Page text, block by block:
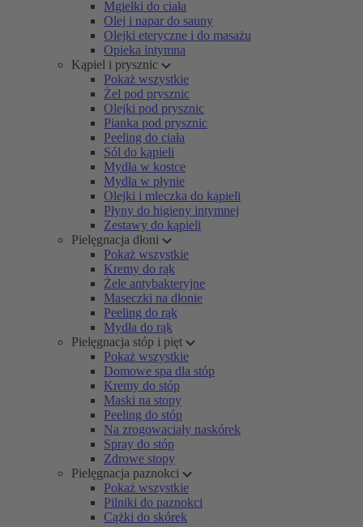
Mgiełki do ciała
Olej i napar do sauny
Olejki eteryczne i do masażu
Opieka intymna
Kąpiel i prysznic
Pokaż wszystkie
Żel pod prysznic
Olejki pod prysznic
Pianka pod prysznic
Peeling do ciała
Sól do kąpieli
Mydła w kostce
Mydła w płynie
Olejki i mleczka do kąpieli
Płyny do higieny intymnej
Zestawy do kąpieli
Pielęgnacja dłoni
Pokaż wszystkie
Kremy do rąk
Żele antybakteryjne
Maseczki na dłonie
Peeling do rąk
Mydła do rąk
Pielęgnacja stóp i pięt
Pokaż wszystkie
Domowe spa dla stóp
Kremy do stóp
Maski na stopy
Peeling do stóp
Na zrogowaciały naskórek
Spray do stóp
Zdrowe stopy
Pielęgnacja paznokci
Pokaż wszystkie
Pilniki do paznokci
Cążki do skórek